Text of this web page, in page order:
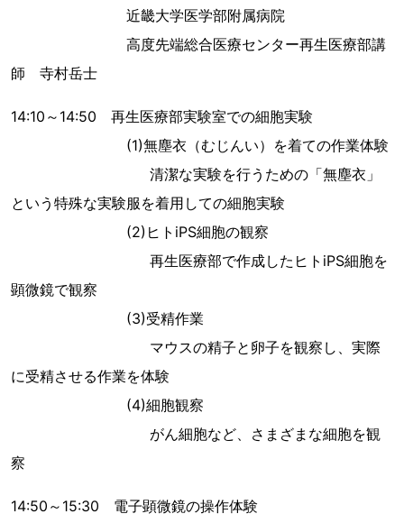
近畿大学医学部附属病院
高度先端総合医療センター再生医療部講
師 寺村岳士
14:10～14:50 再生医療部実験室での細胞実験
(1)無塵衣（むじんい）を着ての作業体験
清潔な実験を行うための「無塵衣」
という特殊な実験服を着用しての細胞実験
(2)ヒトiPS細胞の観察
再生医療部で作成したヒトiPS細胞を
顕微鏡で観察
(3)受精作業
マウスの精子と卵子を観察し、実際
に受精させる作業を体験
(4)細胞観察
がん細胞など、さまざまな細胞を観
察
14:50～15:30 電子顕微鏡の操作体験